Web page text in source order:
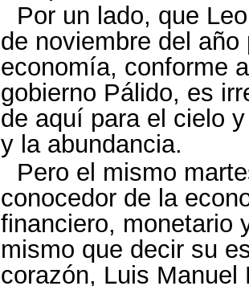
Por un lado, que
de noviembre del
economía, conforme
gobierno Pálido, es
de aquí para el cielo
y la abundancia.
Pero el mismo
conocedor de la
financiero, monetario
mismo que decir su
corazón, Luis Manuel